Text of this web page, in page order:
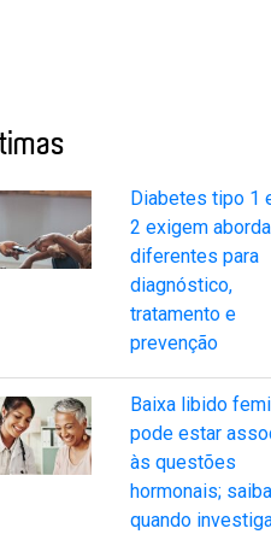
Diabetes tipo 1
2 exigem
diferentes para
diagnóstico,
tratamento e
prevenção
Baixa libido
pode estar
às questões
hormonais; saiba
quando